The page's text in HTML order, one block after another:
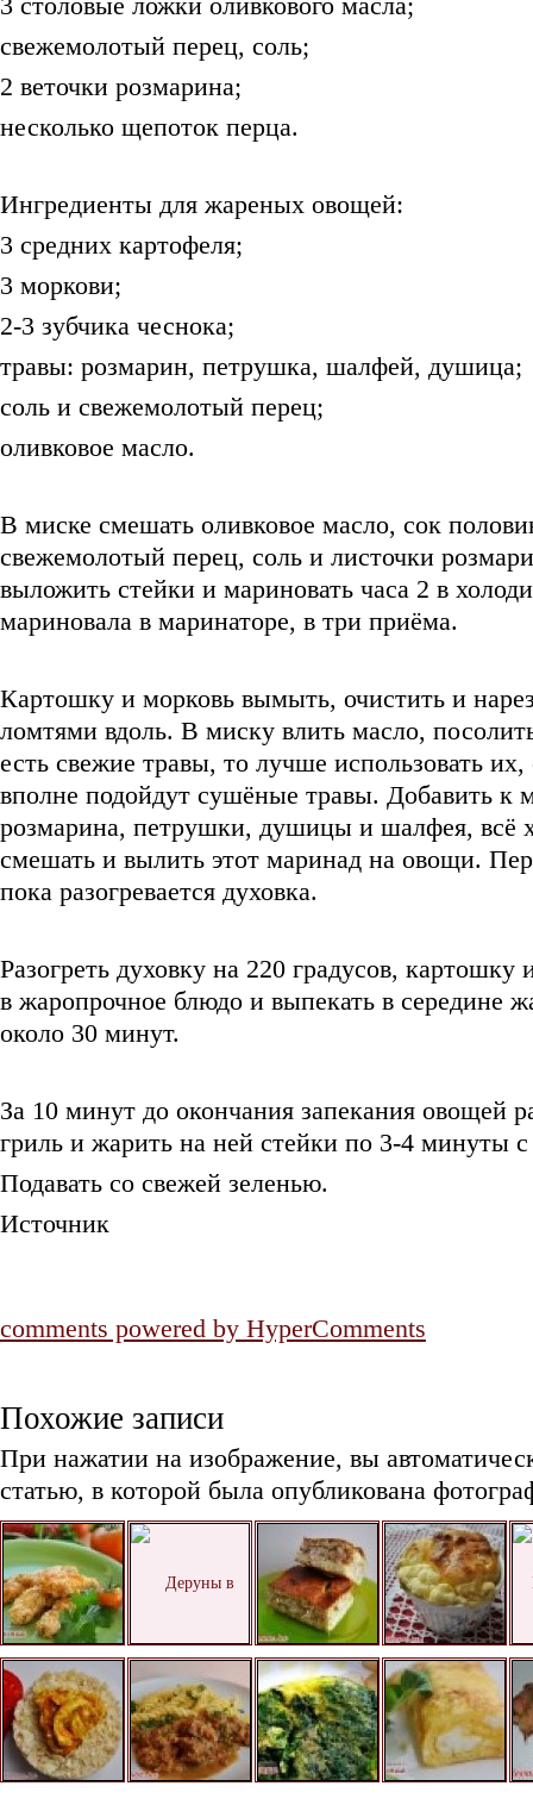
свежемолотый перец, соль;
2 веточки розмарина;
несколько щепоток перца.
Ингредиенты для жареных овощей:
3 средних картофеля;
3 моркови;
2-3 зубчика чеснока;
травы: розмарин, петрушка, шалфей, душица;
соль и свежемолотый перец;
оливковое масло.
В миске смешать оливковое масло, сок
свежемолотый перец, соль и листочки
выложить стейки и мариновать часа 2 в
мариновала в маринаторе, в три приёма.
Картошку и морковь вымыть, очистить и
ломтями вдоль. В миску влить масло,
есть свежие травы, то лучше использовать
вполне подойдут сушёные травы. Добавить к
розмарина, петрушки, душицы и шалфея, всё
смешать и вылить этот маринад на овощи.
пока разогревается духовка.
Разогреть духовку на 220 градусов,
в жаропрочное блюдо и выпекать в середине
около 30 минут.
За 10 минут до окончания запекания овощей
гриль и жарить на ней стейки по 3-4 минуты
Подавать со свежей зеленью.
Источник
comments powered by HyperComments
Похожие записи
При нажатии на изображение, вы
статью, в которой была опубликована